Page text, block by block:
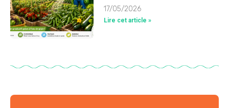
17/05/2026
Lire cet article »